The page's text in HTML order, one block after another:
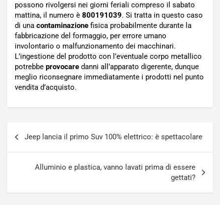
possono rivolgersi nei giorni feriali compreso il sabato
mattina, il numero è 800191039. Si tratta in questo caso
di una contaminazione fisica probabilmente durante la
fabbricazione del formaggio, per errore umano
involontario o malfunzionamento dei macchinari.
L’ingestione del prodotto con l’eventuale corpo metallico
potrebbe provocare danni all’apparato digerente, dunque
meglio riconsegnare immediatamente i prodotti nel punto
vendita d’acquisto.
articoli
Jeep lancia il primo Suv 100% elettrico: è spettacolare
Alluminio e plastica, vanno lavati prima di essere
gettati?